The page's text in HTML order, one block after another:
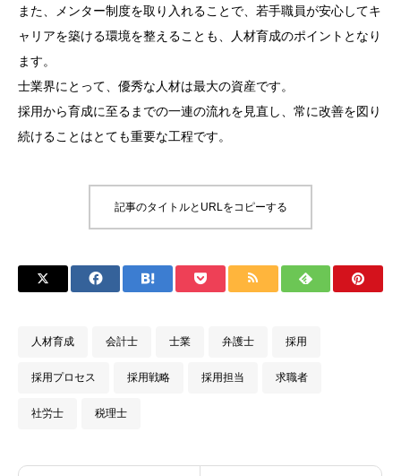
また、メンター制度を取り入れることで、若手職員が安心してキ
ャリアを築ける環境を整えることも、人材育成のポイントとなり
ます。
士業界にとって、優秀な人材は最大の資産です。
採用から育成に至るまでの一連の流れを見直し、常に改善を図り
続けることはとても重要な工程です。
記事のタイトルとURLをコピーする
人材育成 会計士 士業 弁護士 採用
採用プロセス 採用戦略 採用担当 求職者
社労士 税理士